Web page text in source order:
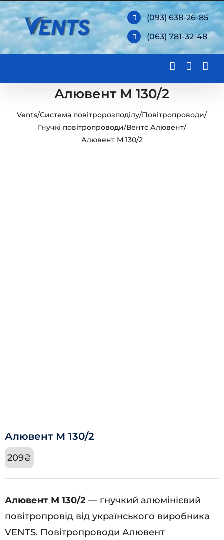
Skip
to
content
(093) 638-26-85
(063) 781-32-48
Алювент М 130/2
Vents/Система повітророзподілу/Повітропроводи/
Гнучкі повітропроводи/Вентс Алювент/
Алювент М 130/2
Алювент М 130/2
209₴
Алювент М 130/2 — гнучкий алюмінієвий
повітропровід від українського виробника
VENTS. Повітропроводи Алювент